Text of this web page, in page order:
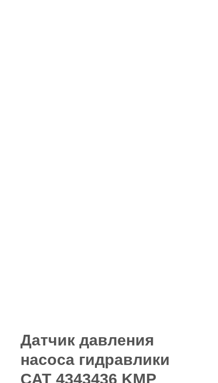
Датчик давления
насоса гидравлики
CAT 4343436 KMP